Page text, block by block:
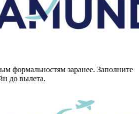
формальностям заранее. Заполните
до вылета.